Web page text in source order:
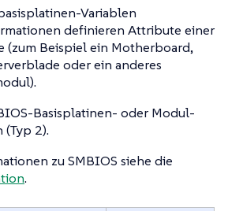
Variablen
definieren Attribute einer
(zum Beispiel ein Motherboard,
oder ein anderes
Basisplatinen- oder Modul-
2).
zu SMBIOS siehe die
.